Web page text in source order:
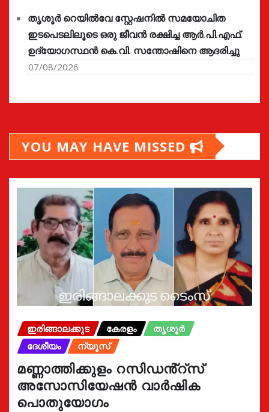
തൃശൂർ റെയിൽവേ സ്റ്റേഷനിൽ സമയോചിത
ഇടപെടലിലൂടെ ഒരു ജീവൻ രക്ഷിച്ച ആർ.പി.എഫ്.
ഉദ്യോഗസ്ഥൻ കെ.വി. സന്തോഷിനെ ആദരിച്ചു
07/08/2026
YOU MAY HAVE MISSED
ഇരിങ്ങാലക്കുട കേരളം
തൃശൂർ
ദേശീയം
ന്യൂസ്
മണ്ണാത്തിക്കുളം റസിഡൻ്റ്സ്
അസോസിയേഷൻ വാർഷിക
പൊതുയോഗം